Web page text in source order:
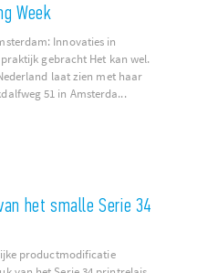
Week
Innovaties in
gebracht Het kan wel.
laat zien met haar
51 in Amsterda...
het smalle Serie 34
productmodificatie